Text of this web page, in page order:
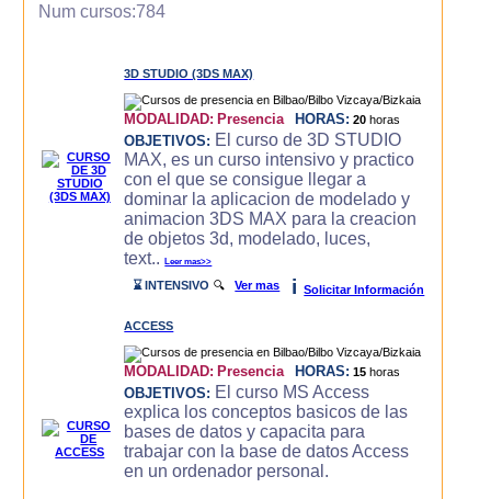
Num cursos:784
3D STUDIO (3DS MAX)
MODALIDAD: Presencia HORAS: 20 horas
OBJETIVOS: El curso de 3D STUDIO
MAX, es un curso intensivo y practico
con el que se consigue llegar a
dominar la aplicacion de modelado y
animacion 3DS MAX para la creacion
de objetos 3d, modelado, luces,
text..Leer mas>>
⌛ INTENSIVO 🔍Ver mas i Solicitar Información
ACCESS
MODALIDAD: Presencia HORAS: 15 horas
OBJETIVOS: El curso MS Access
explica los conceptos basicos de las
bases de datos y capacita para
trabajar con la base de datos Access
en un ordenador personal.